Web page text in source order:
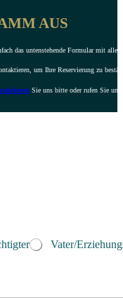
AUS
das untenstehende Formular mit
um Ihre Reservierung zu
Sie uns bitte oder rufen Sie
Vater/